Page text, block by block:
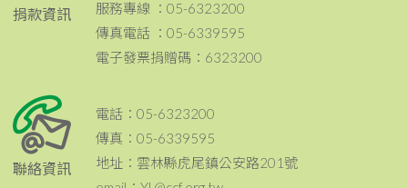
捐款資訊
服務專線 ：05-6323200
傳真電話 ：05-6339595
電子發票捐贈碼：6323200
聯絡資訊
電話：05-6323200
傳真：05-6339595
地址：雲林縣虎尾鎮公安路201號